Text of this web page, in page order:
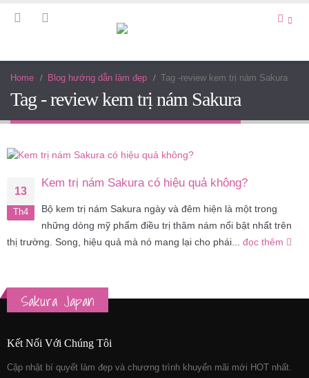
Home Blog hướng dẫn làm đẹp Tag -review kem trị nám Sakura
Tag - review kem trị nám Sakura
13
Th4
Kem trị nám Sakura có hiệu quả không?
Bộ kem trị nám Sakura ngày và đêm hiện là một trong
những dòng mỹ phẩm điều trị thâm nám nổi bật nhất trên
thị trường. Song, hiệu quả mà nó mang lại cho phái... đọc thêm
Sakura Japan
Kết Nối Với Chúng Tôi
Cập nhật bí quyết làm đẹp và chương trình khuyến mãi mới HOT nhất.